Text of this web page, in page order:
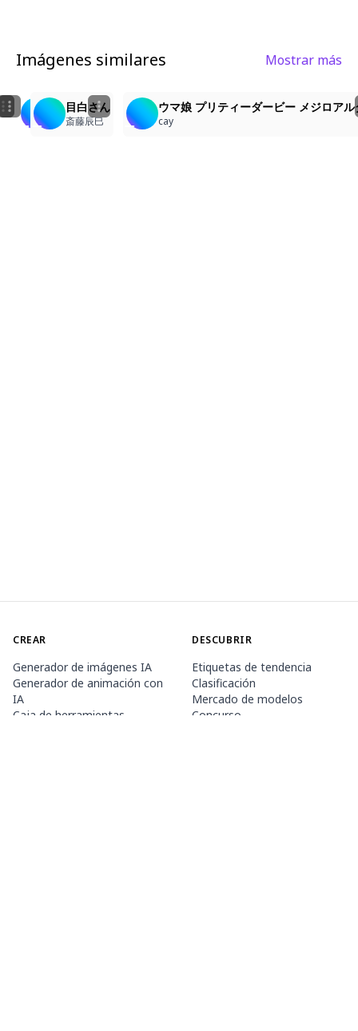
Imágenes similares Mostrar más
ウマ娘 プリティーダービー メジロアルダン
cay
Tosen Jordan
Draziel22
目白さん
斎藤辰巳
ウマ娘 プリティーダービー メジロアル
cay
CREAR
Generador de imágenes IA
Generador de animación con
IA
Caja de herramientas
DESCUBRIR
Etiquetas de tendencia
Clasificación
Mercado de modelos
Concurso